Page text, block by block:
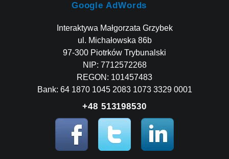
Google AdWords
Interaktywa Małgorzata Grzybek
ul. Michałowska 86b
97-300 Piotrków Trybunalski
NIP: 7712572268
REGON: 101457483
Bank: 64 1870 1045 2083 1073 3329 0001
+48 513198530